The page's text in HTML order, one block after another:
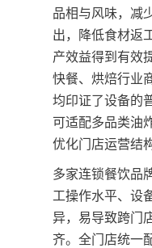
品相与风味，减
出，降低食材返
产效益得到有效
快餐、烘焙行业
均印证了设备的
可适配多品类油
优化门店运营结构
多家连锁餐饮品
工操作水平、设
异，易导致跨门
齐。全门店统一